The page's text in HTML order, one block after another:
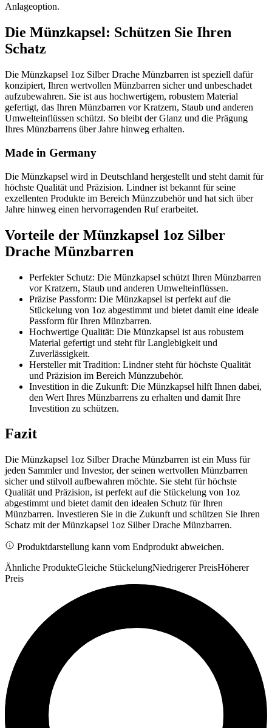
Anlageoption.
Die Münzkapsel: Schützen Sie Ihren
Schatz
Die Münzkapsel 1oz Silber Drache Münzbarren ist speziell dafür
konzipiert, Ihren wertvollen Münzbarren sicher und unbeschadet
aufzubewahren. Sie ist aus hochwertigem, robustem Material
gefertigt, das Ihren Münzbarren vor Kratzern, Staub und anderen
Umwelteinflüssen schützt. So bleibt der Glanz und die Prägung
Ihres Münzbarrens über Jahre hinweg erhalten.
Made in Germany
Die Münzkapsel wird in Deutschland hergestellt und steht damit für
höchste Qualität und Präzision. Lindner ist bekannt für seine
exzellenten Produkte im Bereich Münzzubehör und hat sich über
Jahre hinweg einen hervorragenden Ruf erarbeitet.
Vorteile der Münzkapsel 1oz Silber
Drache Münzbarren
Perfekter Schutz: Die Münzkapsel schützt Ihren Münzbarren
vor Kratzern, Staub und anderen Umwelteinflüssen.
Präzise Passform: Die Münzkapsel ist perfekt auf die
Stückelung von 1oz abgestimmt und bietet damit eine ideale
Passform für Ihren Münzbarren.
Hochwertige Qualität: Die Münzkapsel ist aus robustem
Material gefertigt und steht für Langlebigkeit und
Zuverlässigkeit.
Hersteller mit Tradition: Lindner steht für höchste Qualität
und Präzision im Bereich Münzzubehör.
Investition in die Zukunft: Die Münzkapsel hilft Ihnen dabei,
den Wert Ihres Münzbarrens zu erhalten und damit Ihre
Investition zu schützen.
Fazit
Die Münzkapsel 1oz Silber Drache Münzbarren ist ein Muss für
jeden Sammler und Investor, der seinen wertvollen Münzbarren
sicher und stilvoll aufbewahren möchte. Sie steht für höchste
Qualität und Präzision, ist perfekt auf die Stückelung von 1oz
abgestimmt und bietet damit den idealen Schutz für Ihren
Münzbarren. Investieren Sie in die Zukunft und schützen Sie Ihren
Schatz mit der Münzkapsel 1oz Silber Drache Münzbarren.
Produktdarstellung kann vom Endprodukt abweichen.
Ähnliche ProdukteGleiche StückelungNiedrigerer PreisHöherer
Preis